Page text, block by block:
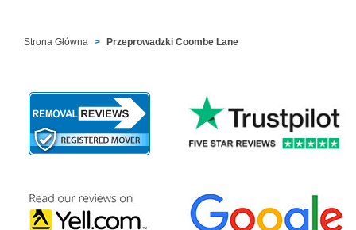
Strona Główna Przeprowadzki Coombe Lane